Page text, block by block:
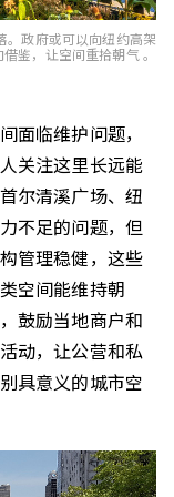
。政府或可以向纽约高架
鉴，让空间重拾朝气 。
面临维护问题，
关注这里长远能
尔清溪广场、纽
不足的问题，但
管理稳健，这些
空间能维持朝
鼓励当地商户和
动，让公营和私
具意义的城市空